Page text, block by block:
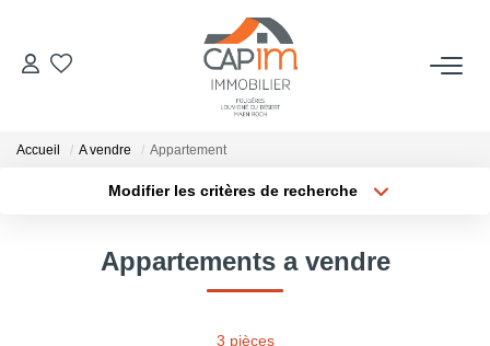
VENTES
Qui Sommes Nous
Accueil A vendre Appartement
Modifier les critères de recherche
Appartements a vendre
3 pièces